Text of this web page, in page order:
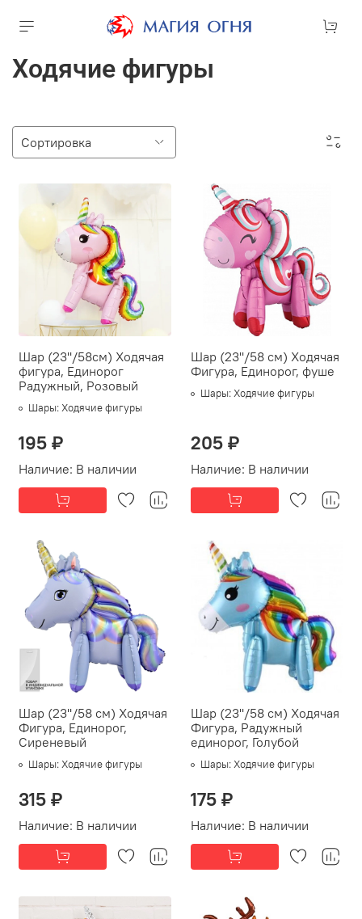
Ходячие фигуры
Шар (23''/58см) Ходячая
фигура, Единорог
Радужный, Розовый
Шары: Ходячие фигуры
Наличие: В наличии
195 ₽
Шар (23''/58 см) Ходячая
Фигура, Единорог, фуше
Шары: Ходячие фигуры
Наличие: В наличии
205 ₽
Шар (23''/58 см) Ходячая
Фигура, Единорог,
Сиреневый
Шары: Ходячие фигуры
Наличие: В наличии
315 ₽
Шар (23''/58 см) Ходячая
Фигура, Радужный
единорог, Голубой
Шары: Ходячие фигуры
Наличие: В наличии
175 ₽